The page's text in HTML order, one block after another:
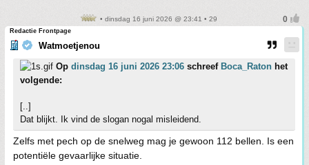
• dinsdag 16 juni 2026 @ 23:41 • 29
Redactie Frontpage
Watmoetjenou
Op dinsdag 16 juni 2026 23:06 schreef Boca_Raton het
volgende:
[..]
Dat blijkt. Ik vind de slogan nogal misleidend.
Zelfs met pech op de snelweg mag je gewoon 112 bellen. Is een
potentiële gevaarlijke situatie.